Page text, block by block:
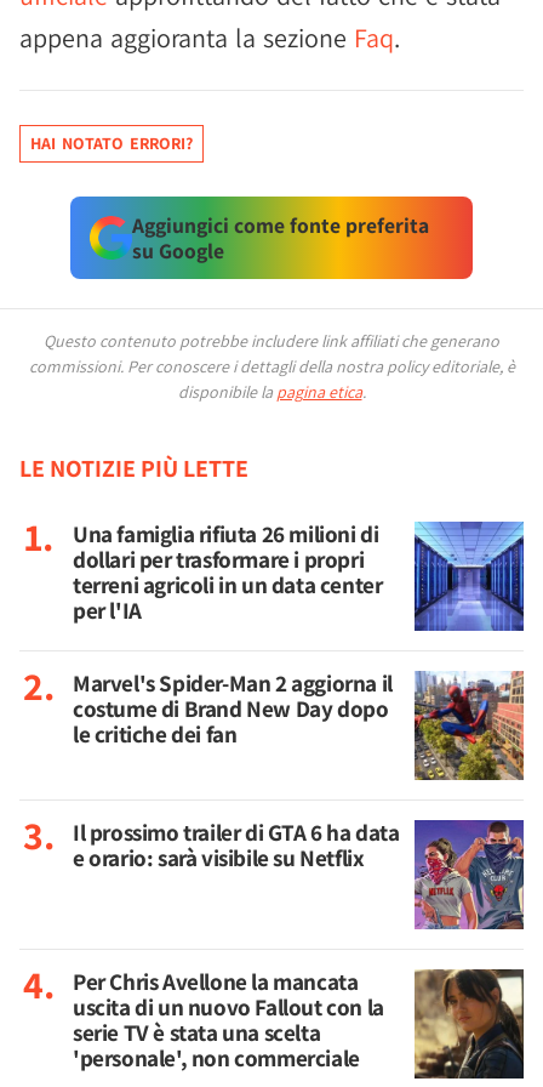
appena aggioranta la sezione Faq.
HAI NOTATO ERRORI?
Aggiungici come fonte preferita
su Google
Questo contenuto potrebbe includere link affiliati che generano
commissioni. Per conoscere i dettagli della nostra policy editoriale, è
disponibile la pagina etica.
LE NOTIZIE PIÙ LETTE
Una famiglia rifiuta 26 milioni di
dollari per trasformare i propri
terreni agricoli in un data center
per l'IA
Marvel's Spider-Man 2 aggiorna il
costume di Brand New Day dopo
le critiche dei fan
Il prossimo trailer di GTA 6 ha data
e orario: sarà visibile su Netflix
Per Chris Avellone la mancata
uscita di un nuovo Fallout con la
serie TV è stata una scelta
'personale', non commerciale